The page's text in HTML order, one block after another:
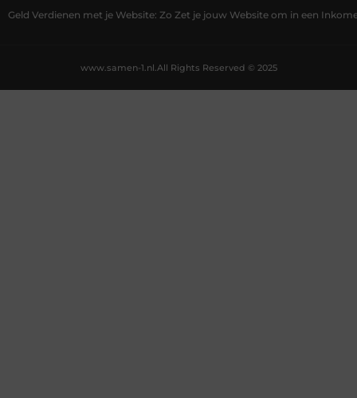
Geld Verdienen met je Website: Zo Zet je jouw Website om in een
All Rights Reserved © 2025
www.samen-1.nl.